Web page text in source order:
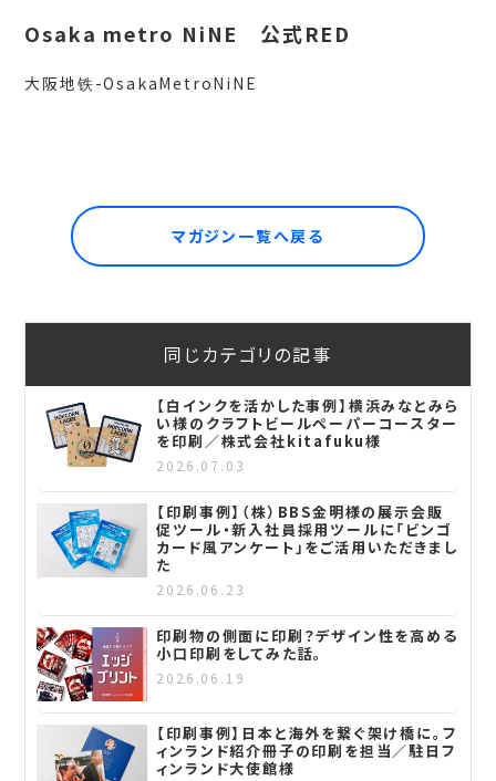
Osaka metro NiNE 公式RED
大阪地铁-OsakaMetroNiNE
同じカテゴリの記事
【白インクを活かした事例】横浜みなとみら
い様のクラフトビールペーパーコースター
を印刷／株式会社kitafuku様
2026.07.03
【印刷事例】（株）BBS金明様の展示会販
促ツール・新入社員採用ツールに「ビンゴ
カード風アンケート」をご活用いただきまし
た
2026.06.23
印刷物の側面に印刷？デザイン性を高める
小口印刷をしてみた話。
2026.06.19
【印刷事例】日本と海外を繋ぐ架け橋に。フ
ィンランド紹介冊子の印刷を担当／駐日フ
ィンランド大使館様
マガジン一覧へ戻る